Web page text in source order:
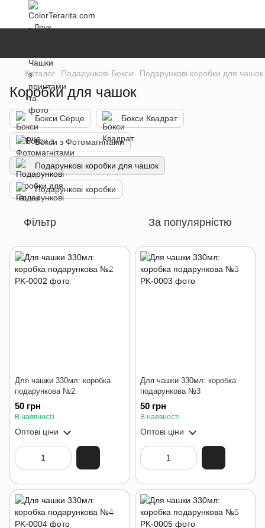
Каталог Подарункові Бокси Подарункові коробки для чашок
Коробки для чашок
Бокси Серце Бокси Квадрат
Бокси з Фотомагнітами
Подарункові коробки для чашок
Подарункові коробки
Фільтр За популярністю
Для чашки 330мл: коробка
подарункова №2
50 грн
В наявності
Оптові ціни
Для чашки 330мл: коробка
подарункова №3
50 грн
В наявності
Оптові ціни